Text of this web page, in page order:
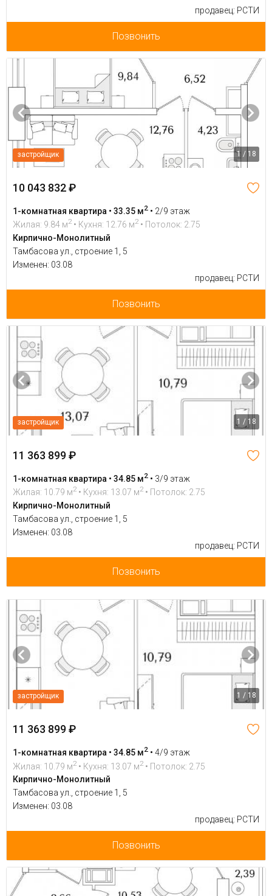
продавец: РСТИ
Позвонить
застройщик 1 / 18
10 043 832 ₽
1-комнатная квартира • 33.35 м2 • 2/9 этаж
Жилая: 9.84 м2 • Кухня: 12.76 м2 • Потолок: 2.75
Кирпично-Монолитный
Тамбасова ул., строение 1, 5
Изменен: 03.08
продавец: РСТИ
Позвонить
застройщик 1 / 18
11 363 899 ₽
1-комнатная квартира • 34.85 м2 • 3/9 этаж
Жилая: 10.79 м2 • Кухня: 13.07 м2 • Потолок: 2.75
Кирпично-Монолитный
Тамбасова ул., строение 1, 5
Изменен: 03.08
продавец: РСТИ
Позвонить
застройщик 1 / 18
11 363 899 ₽
1-комнатная квартира • 34.85 м2 • 4/9 этаж
Жилая: 10.79 м2 • Кухня: 13.07 м2 • Потолок: 2.75
Кирпично-Монолитный
Тамбасова ул., строение 1, 5
Изменен: 03.08
продавец: РСТИ
Позвонить